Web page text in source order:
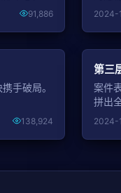
91,886 2024-
手破局。
138,924
第三
案件
拼出
2024-